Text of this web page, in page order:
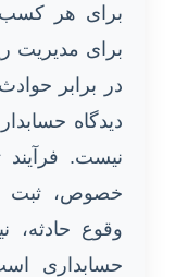
برای هر
برای مدیریت
در برابر
دیدگاه
نیست.
خصوص، ثبت
وقوع حادثه،
حسابداری